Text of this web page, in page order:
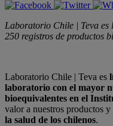
Laboratorio Chile | Teva es
250 registros de productos
Laboratorio Chile | Teva es
laboratorio con el mayor
bioequivalentes en el
valor a nuestros productos y
la salud de los chilenos.